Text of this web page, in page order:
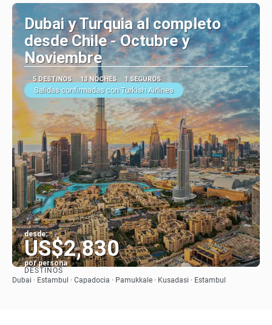
Dubai y Turquia al completo
desde Chile - Octubre y
Noviembre
5 DESTINOS 13 NOCHES 1 SEGUROS
Salidas confirmadas con Turkish Airlines
desde:
US$2,830
por persona
Ver
DESTINOS
Dubai · Estambul · Capadocia · Pamukkale · Kusadasi · Estambul